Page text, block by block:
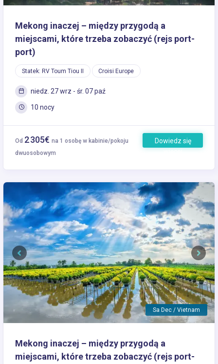
Mekong inaczej – między przygodą a
miejscami, które trzeba zobaczyć (rejs port-
port)
Statek: RV Toum Tiou II Croisi Europe
niedz. 27 wrz - śr. 07 paź
10 nocy
Od 2 305€ na 1 osobę w kabinie/pokoju
dwuosobowym
Dowiedz się
więcej
Sa Dec / Vietnam
Previous Next
Mekong inaczej – między przygodą a
miejscami, które trzeba zobaczyć (rejs port-